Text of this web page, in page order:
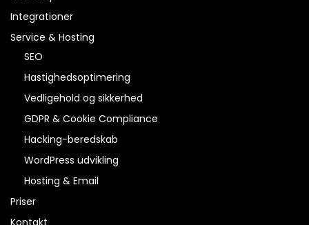
Integrationer
Service & Hosting
SEO
Hastighedsoptimering
Vedligehold og sikkerhed
GDPR & Cookie Compliance
Hacking-beredskab
WordPress udvikling
Hosting & Email
Priser
Kontakt